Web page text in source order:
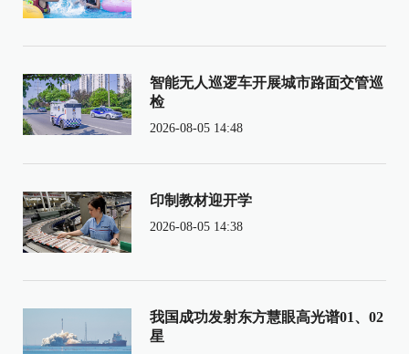
智能无人巡逻车开展城市路面交管巡
检
2026-08-05 14:48
印制教材迎开学
2026-08-05 14:38
我国成功发射东方慧眼高光谱01、02
星